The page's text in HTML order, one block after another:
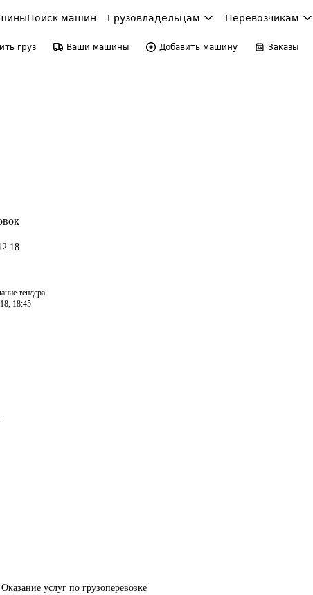
Поиск машин Грузовладельцам Перевозчикам
груз Ваши машины Добавить машину Заказы
тендера
18:45
Оказание услуг по грузоперевозке